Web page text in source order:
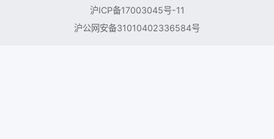
沪ICP备17003045号-11
沪公网安备31010402336584号